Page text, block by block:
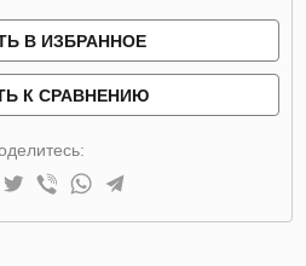
В ИЗБРАННОЕ
К СРАВНЕНИЮ